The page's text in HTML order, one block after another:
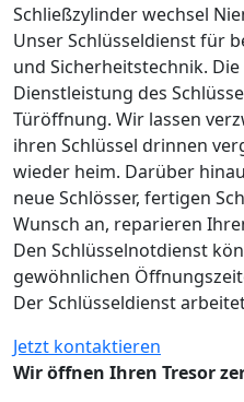
Schließzylinder wechsel
Unser Schlüsseldienst für
und Sicherheitstechnik.
Dienstleistung des
Türöffnung. Wir lassen
ihren Schlüssel drinnen
wieder heim. Darüber
neue Schlösser, fertigen
Wunsch an, reparieren
Den Schlüsselnotdienst
gewöhnlichen
Der Schlüsseldienst
Jetzt kontaktieren
Wir öffnen Ihren Tresor